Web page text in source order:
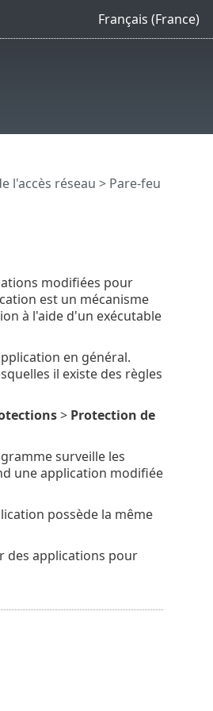
Français (France)
l'accès réseau > Pare-feu
modifiées pour
est un mécanisme
à l'aide d'un exécutable
en général.
il existe des règles
> Protection de
surveille les
une application modifiée
possède la même
des applications pour